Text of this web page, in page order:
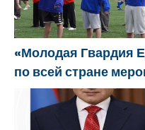
«Молодая Гвардия
по всей стране
физкультурника